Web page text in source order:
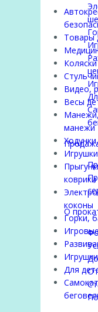
О
Товары
Коляски
Видео,
Весы
манежи
коврики
коконы
Горки,
Для